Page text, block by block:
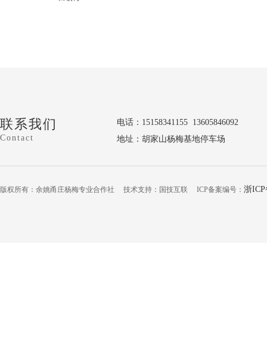
联系我们
Contact
电话：15158341155 13605846092
地址：胡家山杨梅基地停车场
版权所有：余姚甬庄杨梅专业合作社 技术支持：国技互联 ICP备案编号： 浙ICP